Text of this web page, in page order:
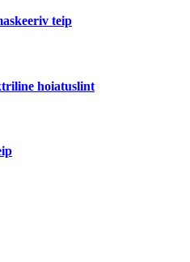
teip
hoiatuslint